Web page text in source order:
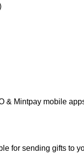
& Mintpay mobile
for sending gifts to